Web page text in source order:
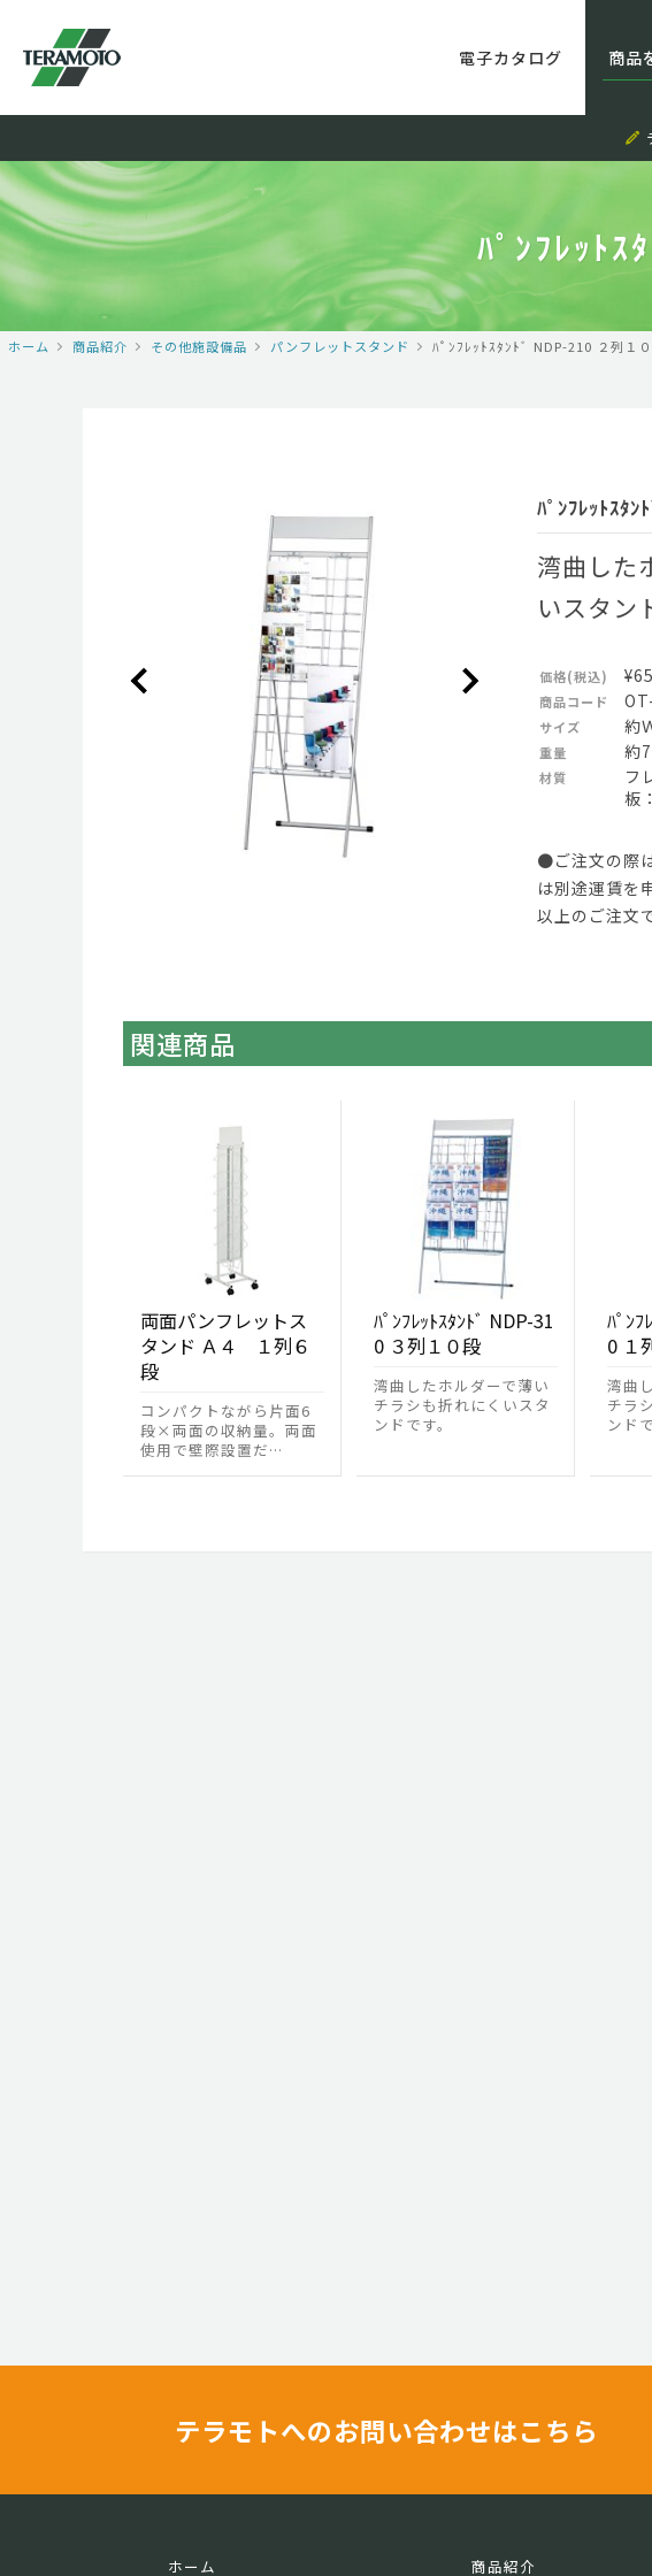
電子カタログ 商品
ﾊﾟﾝﾌﾚｯﾄｽ
ホーム 商品紹介 その他施設備品 パンフレットスタンド ﾊﾟﾝﾌﾚｯﾄｽﾀﾝﾄﾞ NDP-210 ２列１
ﾊﾟﾝﾌﾚｯﾄｽﾀ
湾曲した
いスタン
価格(税込)
商品コード
サイズ 約
重量 約
材質
フ
板
●ご注文の際
は別途運賃を
以上のご注文
関連商品
両面パンフレットス
タンド Ａ４ １列６
段
コンパクトながら片面6
段×両面の収納量。両面
使用で壁際設置だ…
ﾊﾟﾝﾌﾚｯﾄｽﾀﾝﾄﾞ NDP-31
0 ３列１０段
湾曲したホルダーで薄い
チラシも折れにくいスタ
ンドです。
ﾊﾟﾝﾌ
0 １
湾曲
チラ
ンド
テラモトへのお問い合わせはこちら
ホーム 商品紹介